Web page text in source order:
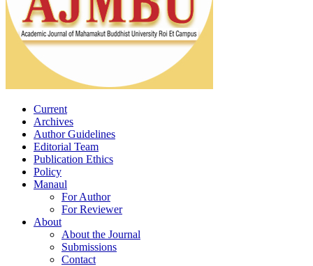
Current
Archives
Author Guidelines
Editorial Team
Publication Ethics
Policy
Manaul
For Author
For Reviewer
About
About the Journal
Submissions
Contact